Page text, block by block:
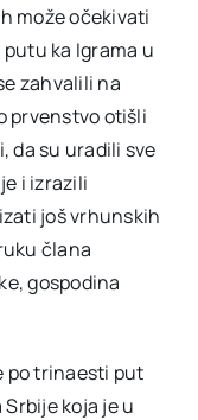
može očekivati
ka Igrama u
zahvalili na
prvenstvo otišli
da su uradili sve
i izrazili
još vrhunskih
člana
gospodina
po trinaesti put
koja je u